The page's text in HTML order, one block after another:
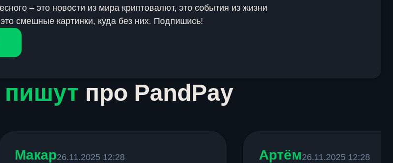
– это новости из мира криптовалют, это события из жизни
смешные картинки, куда без них. Подпишись!
про PandPay
Макар26.11.2025 12:28
Артём26.11.2025 12:28